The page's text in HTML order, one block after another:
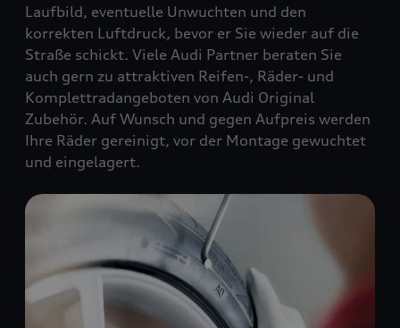
Laufbild, eventuelle Unwuchten und den
korrekten Luftdruck, bevor er Sie wieder auf die
Straße schickt. Viele Audi Partner beraten Sie
auch gern zu attraktiven Reifen-, Räder- und
Komplettradangeboten von Audi Original
Zubehör. Auf Wunsch und gegen Aufpreis werden
Ihre Räder gereinigt, vor der Montage gewuchtet
und eingelagert.